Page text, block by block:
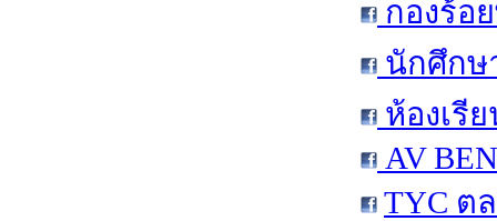
กองร้อ
นักศึกษ
ห้องเรี
AV
TYC ต